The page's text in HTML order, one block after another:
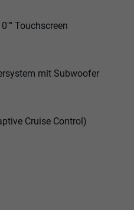
Touchscreen
mit Subwoofer
Cruise Control)